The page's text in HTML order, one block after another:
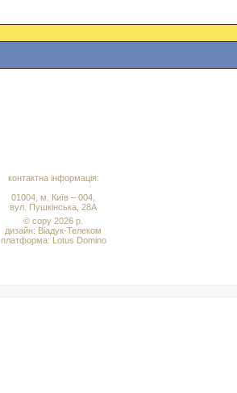
контактна інформація:
01004, м. Київ – 004,
вул. Пушкінська, 28А
© copy 2026 р.
дизайн: Віадук-Телеком
платформа: Lotus Domino